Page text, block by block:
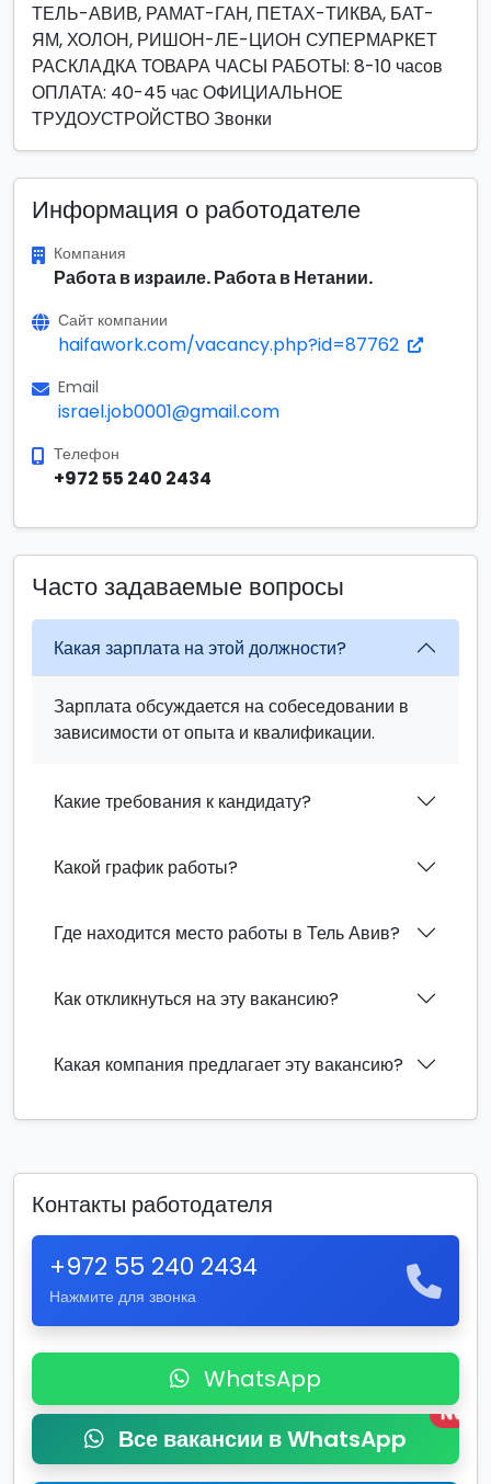
ТЕЛЬ-АВИВ, РАМАТ-ГАН, ПЕТАХ-ТИКВА, БАТ-
ЯМ, ХОЛОН, РИШОН-ЛЕ-ЦИОН СУПЕРМАРКЕТ
РАСКЛАДКА ТОВАРА ЧАСЫ РАБОТЫ: 8-10 часов
ОПЛАТА: 40-45 час ОФИЦИАЛЬНОЕ
ТРУДОУСТРОЙСТВО Звонки
Информация о работодателе
Компания
Работа в израиле. Работа в Нетании.
Сайт компании
haifawork.com/vacancy.php?id=87762
Email
israel.job0001@gmail.com
Телефон
+972 55 240 2434
Часто задаваемые вопросы
Какая зарплата на этой должности?
Зарплата обсуждается на собеседовании в
зависимости от опыта и квалификации.
Какие требования к кандидату?
Какой график работы?
Где находится место работы в Тель Авив?
Как откликнуться на эту вакансию?
Какая компания предлагает эту вакансию?
Контакты работодателя
+972 55 240 2434
Нажмите для звонка
WhatsApp
Все вакансии в WhatsApp
New